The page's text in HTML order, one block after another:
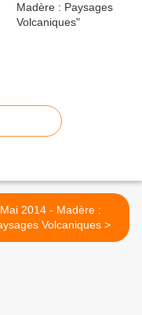
Mai 2014 - Madère :
Paysages Volcaniques >